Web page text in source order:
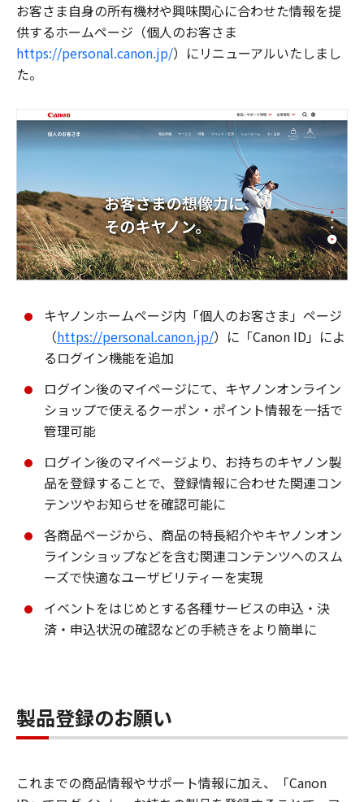
お客さま自身の所有機材や興味関心に合わせた情報を提
供するホームページ（個人のお客さま
https://personal.canon.jp/）にリニューアルいたしまし
た。
キヤノンホームページ内「個人のお客さま」ページ
（https://personal.canon.jp/）に「Canon ID」によ
るログイン機能を追加
ログイン後のマイページにて、キヤノンオンライン
ショップで使えるクーポン・ポイント情報を一括で
管理可能
ログイン後のマイページより、お持ちのキヤノン製
品を登録することで、登録情報に合わせた関連コン
テンツやお知らせを確認可能に
各商品ページから、商品の特長紹介やキヤノンオン
ラインショップなどを含む関連コンテンツへのスム
ーズで快適なユーザビリティーを実現
イベントをはじめとする各種サービスの申込・決
済・申込状況の確認などの手続きをより簡単に
製品登録のお願い
これまでの商品情報やサポート情報に加え、「Canon